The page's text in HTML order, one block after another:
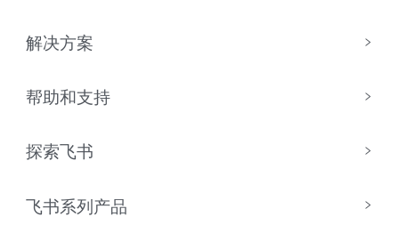
解决方案
帮助和支持
探索飞书
飞书系列产品